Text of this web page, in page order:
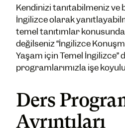
Kendinizi tanıtabilmeniz ve
İngilizce olarak
temel tanıtımlar
değilseniz “İngilizce
Yaşam için Temel İngilizce”
programlarımızla işe
Ders
Ayrıntıları